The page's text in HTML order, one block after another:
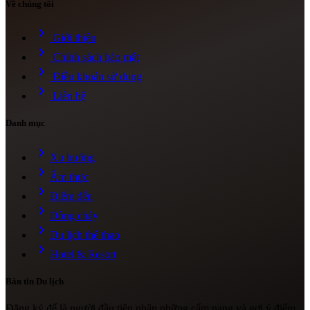
Về chúng tôi
chevron_right Giới thiệu
chevron_right Chính sách bảo mật
chevron_right Điều khoản sử dụng
chevron_right Liên hệ
Danh mục
chevron_right Xu hướng
chevron_right Ẩm thực
chevron_right Điểm đến
chevron_right Dòng chảy
chevron_right Du lịch thể thao
chevron_right Hotel & Resort
Bản tin Du lịch